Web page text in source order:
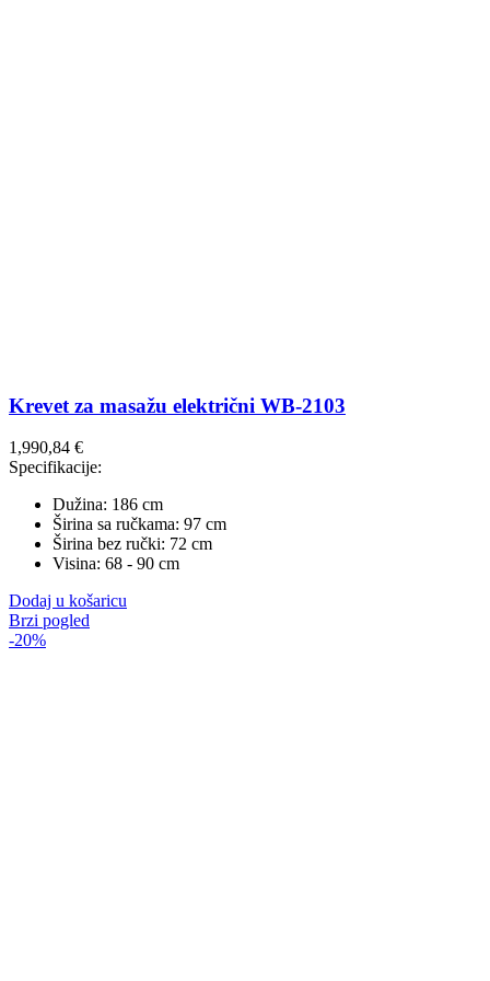
Krevet za masažu električni WB-2103
1,990,84 €
Specifikacije:
Dužina: 186 cm
Širina sa ručkama: 97 cm
Širina bez ručki: 72 cm
Visina: 68 - 90 cm
Dodaj u košaricu
Brzi pogled
-20%